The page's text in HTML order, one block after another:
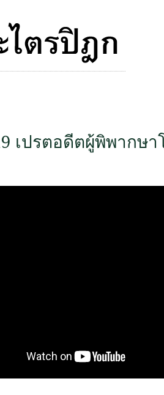
เปรตอดีตผู้พิพากษา